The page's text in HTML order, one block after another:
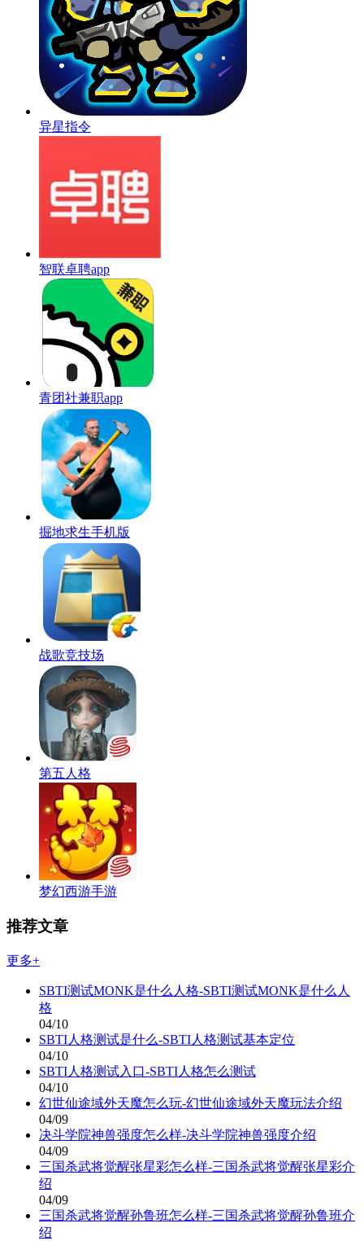
异星指令
智联卓聘app
青团社兼职app
掘地求生手机版
战歌竞技场
第五人格
梦幻西游手游
推荐文章
更多+
SBTI测试MONK是什么人格-SBTI测试MONK是什么人
格
04/10
SBTI人格测试是什么-SBTI人格测试基本定位
04/10
SBTI人格测试入口-SBTI人格怎么测试
04/10
幻世仙途域外天魔怎么玩-幻世仙途域外天魔玩法介绍
04/09
决斗学院神兽强度怎么样-决斗学院神兽强度介绍
04/09
三国杀武将觉醒张星彩怎么样-三国杀武将觉醒张星彩介
绍
04/09
三国杀武将觉醒孙鲁班怎么样-三国杀武将觉醒孙鲁班介
绍